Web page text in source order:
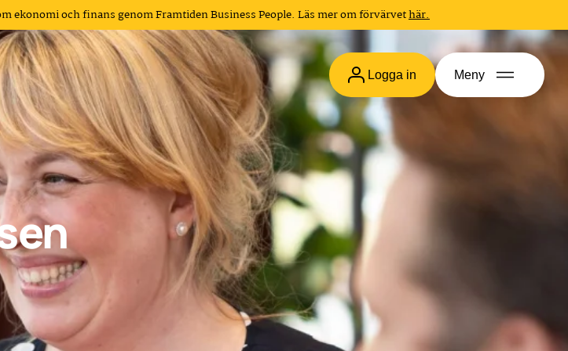
ekonomi och finans genom Framtiden Business People. Läs mer om förvärvethär.
Logga in Meny